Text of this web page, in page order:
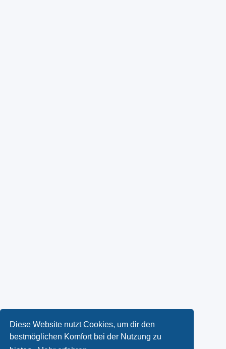
Diese Website nutzt Cookies, um dir den
bestmöglichen Komfort bei der Nutzung zu